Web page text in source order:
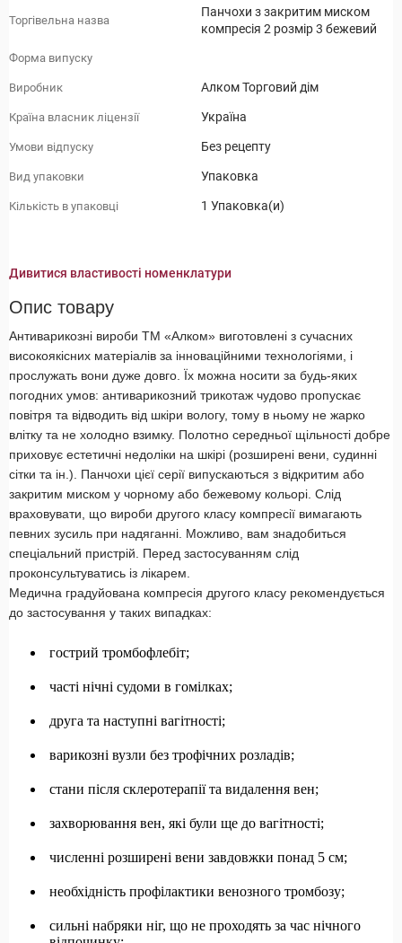
Торгівельна назва
Панчохи з закритим миском
компресія 2 розмір 3 бежевий
Форма випуску
Виробник Алком Торговий дім
Країна власник ліцензії Україна
Умови відпуску Без рецепту
Вид упаковки Упаковка
Кількість в упаковці 1 Упаковка(и)
Дивитися властивості номенклатури
Опис товару
Антиварикозні вироби ТМ «Алком» виготовлені з сучасних
високоякісних матеріалів за інноваційними технологіями, і
прослужать вони дуже довго. Їх можна носити за будь-яких
погодних умов: антиварикозний трикотаж чудово пропускає
повітря та відводить від шкіри вологу, тому в ньому не жарко
влітку та не холодно взимку. Полотно середньої щільності добре
приховує естетичні недоліки на шкірі (розширені вени, судинні
сітки та ін.). Панчохи цієї серії випускаються з відкритим або
закритим миском у чорному або бежевому кольорі. Слід
враховувати, що вироби другого класу компресії вимагають
певних зусиль при надяганні. Можливо, вам знадобиться
спеціальний пристрій. Перед застосуванням слід
проконсультуватись із лікарем.
Медична градуйована компресія другого класу рекомендується
до застосування у таких випадках:
гострий тромбофлебіт;
часті нічні судоми в гомілках;
друга та наступні вагітності;
варикозні вузли без трофічних розладів;
стани після склеротерапії та видалення вен;
захворювання вен, які були ще до вагітності;
численні розширені вени завдовжки понад 5 см;
необхідність профілактики венозного тромбозу;
сильні набряки ніг, що не проходять за час нічного